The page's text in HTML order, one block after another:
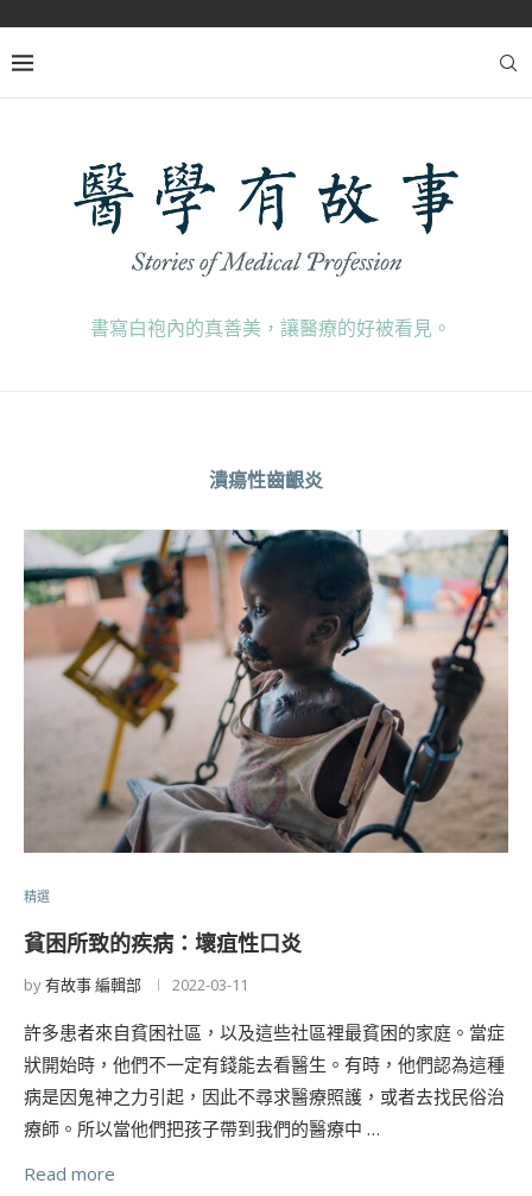
書寫白袍內的真善美，讓醫療的好被看見。
潰瘍性齒齦炎
精選
貧困所致的疾病：壞疽性口炎
by有故事 編輯部 2022-03-11
許多患者來自貧困社區，以及這些社區裡最貧困的家庭。當症
狀開始時，他們不一定有錢能去看醫生。有時，他們認為這種
病是因鬼神之力引起，因此不尋求醫療照護，或者去找民俗治
療師。所以當他們把孩子帶到我們的醫療中 …
Read more